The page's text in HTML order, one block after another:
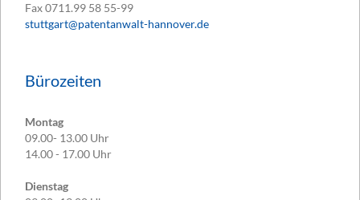
Fax0711.99 58 55-99
stuttgart@patentanwalt-hannover.de
Bürozeiten
Montag
09.00- 13.00 Uhr
14.00 - 17.00 Uhr
Dienstag